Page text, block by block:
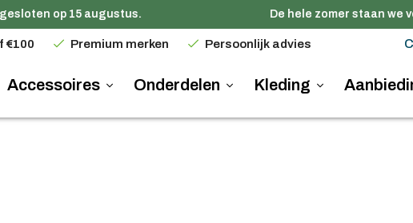
op 15 augustus. De hele zomer staan we
€100 Premium merken Persoonlijk advies
Accessoires Onderdelen Kleding